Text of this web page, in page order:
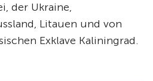
der Ukraine,
Litauen und von
Exklave Kaliningrad.